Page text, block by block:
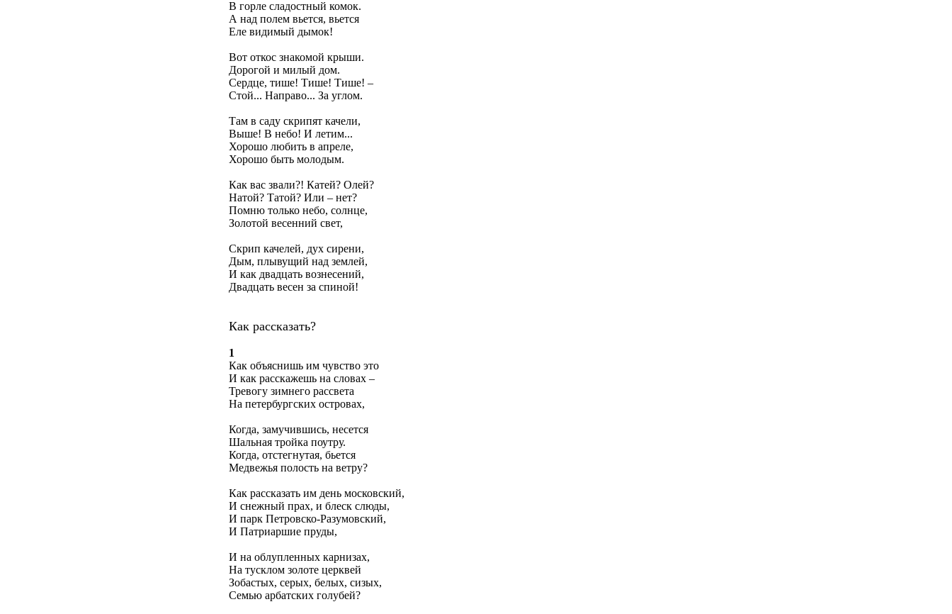
В горле сладостный комок.
А над полем вьется, вьется
Еле видимый дымок!
Вот откос знакомой крыши.
Дорогой и милый дом.
Сердце, тише! Тише! Тише! –
Стой... Направо... За углом.
Там в саду скрипят качели,
Выше! В небо! И летим...
Хорошо любить в апреле,
Хорошо быть молодым.
Как вас звали?! Катей? Олей?
Натой? Татой? Или – нет?
Помню только небо, солнце,
Золотой весенний свет,
Скрип качелей, дух сирени,
Дым, плывущий над землей,
И как двадцать вознесений,
Двадцать весен за спиной!
Как рассказать?
1
Как объяснишь им чувство это
И как расскажешь на словах –
Тревогу зимнего рассвета
На петербургских островах,
Когда, замучившись, несется
Шальная тройка поутру.
Когда, отстегнутая, бьется
Медвежья полость на ветру?
Как рассказать им день московский,
И снежный прах, и блеск слюды,
И парк Петровско-Разумовский,
И Патриаршие пруды,
И на облупленных карнизах,
На тусклом золоте церквей
Зобастых, серых, белых, сизых,
Семью арбатских голубей?